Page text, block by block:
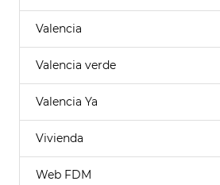
Valencia
Valencia verde
Valencia Ya
Vivienda
Web FDM